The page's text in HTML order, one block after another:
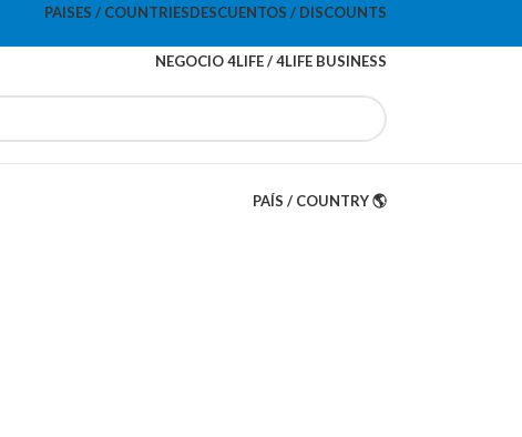
PAISES / COUNTRIESDESCUENTOS / DISCOUNTS
NEGOCIO 4LIFE / 4LIFE BUSINESS
PAÍS / COUNTRY 🌎